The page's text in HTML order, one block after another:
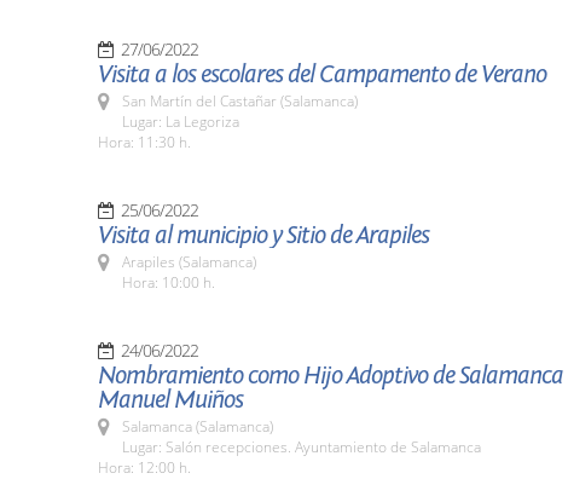
27/06/2022
Visita a los escolares del Campamento de Verano
San Martín del Castañar (Salamanca)
Lugar: La Legoriza
Hora: 11:30 h.
25/06/2022
Visita al municipio y Sitio de Arapiles
Arapiles (Salamanca)
Hora: 10:00 h.
24/06/2022
Nombramiento como Hijo Adoptivo de Salamanca
Manuel Muiños
Salamanca (Salamanca)
Lugar: Salón recepciones. Ayuntamiento de Salamanca
Hora: 12:00 h.